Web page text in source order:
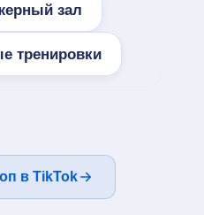
зал
тренировки
в TikTok